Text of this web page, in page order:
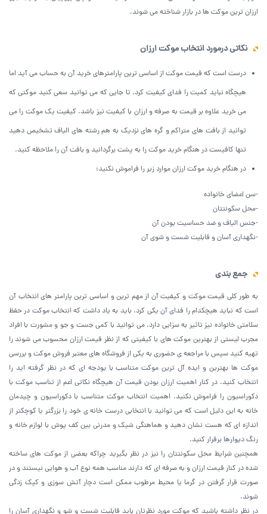
ارزان ترین موکت ها در بازار شناخته می شوند.
نکاتی درمورد انتخاب موکت ارزان
درست است که قیمت موکت از اساسی ترین پارامترهای خرید آن به حساب می آید اما
هیچگاه نباید کمیت را فدای کیفیت کرد. تا جایی که می توانید سعی کنید موکتی که
می خرید علاوه بر قیمت به صرفه و ارزان با کیفیت نیز باشد. کیفیت یک موکت را می
توانید از بافت های متراکم و گره های نزدیک به هم رشته های الیاف تشخیص دهید
تنها کافیست در هنگام خرید موکت را به پشت برگردانید و بافت آن را ملاحظه کنید.
در هنگام خرید موکت ارزان موارد زیر را فراموش نکنید:
-سن اعضای خانواده
-محل سکونتتان
-جنس الیاف و ضد حساسیت بودن آن
-نگهداری آسان و قابلیت شست و شوی آن
جمع بندی
به طور کلی قیمت موکت و کیفیت آن از مهم ترین و اساسی ترین پارامتر های انتخاب آن
است که نباید هیچکدام را فدای آن یکی کرد. باید به یاد داشت که انتخاب موکت در حفظ
سلامتی خانواده نیز تاثیر به سزایی دارد. می توانید با کمی جست و جو و مشورت با افراد
مجرب لیستی از بهترین موکت های با کیفیتی که از نظر قیمت ارزان محسوب می شوند را
تهیه کنید سپس با مراجعه ی حضوری به یکی از فروشگاه های معتبر فروش موکت و بررسی
موکت ها بهترین و ایده آل ترین موکت متناسب با بودجه ای که در نظر گرفته اید را
انتخاب کنید. در کنار اهمیت ارزان بودن قیمت آن هیچگاه نکاتی اعم از تناسب موکت با
دکوراسیون را فراموش نکنید. اهمیت انتخاب موکت متناسب با دکوراسیون و چیدمان
خانه به این دلیل است که می توانید با انتخابی درست خانه ی خود را بزرگتر یا کوچکتر از
اندازه ای که هست نشان دهید و هماهنگی شیک و مدرنی بین کف پوش با لوازم خانه و
رنگ دیوارها برقرار کنید.
همچنین شرایط محل سکونتتان را نیز در نظر بگیرید چراکه بعضی از موکت های ساخته
شده در کنار قیمت ارزان و به صرفه ای که دارند مناسب همه نوع آب و هوایی نیستند و در
صورت قرار گرفتن در گرما یا محیط مرطوب ممکن است دچار آتش سوزی و کپک زدگی
شوند.
در نظر داشته باشید که موکت مورد نظرتان باید قابلیت شست و شو و نگهداری آسان را